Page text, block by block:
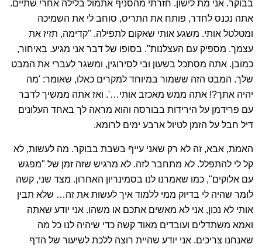
אתה נכנס לחדר, פותח את התריס, סוחב לי את השמיכה
ומטלטל אותי. משגע אותי שאקום לתפילה. "קדימה, תזיז את
עצמך. מספיק עם העצלנות". בסופו של דבר אני מגיע. באיחור,
כמובן. אתה מסתכל בשעון ובי לסירוגין, ומשגר לעברי את המבט
שלך. המבט הזה ששמור במיוחד למקרים כאלו, שאומר: 'מה
יהיה אתך?! אתה ממש מאכזב אותי…'. ואז אתה ממשיך לדבר
עם פרידמן על הירידות בבורסה והוא מראה לך באחד העלונים
דיל חבל על הזמן לטיול ארבע ימים לרומא.
קל לי להתפלל. לא מתחבר לזה. לא מרגיש שזה זמן של "מפגש
עם אלוקים", כמו שאמרנו לנו בסמינריון האחרון. מצד שני, קשה
לומר שהיה לי בדיוק ממי ללמוד איך לעשות את זה… שלא תבין
אותי לא נכון, אני לא מאשים אתכם או משהו. אני יודע שאתה
ואמא משתדלים ועובדים מאוד קשה כדי שיהיה לנו כל מה
שאנחנו צריכים. אני יודע שהיית רוצה ללכת לשיעור של הדף
היומי בערב, כמו שאמרת לאמא פעם, אבל אתה חוזר כל כך עייף